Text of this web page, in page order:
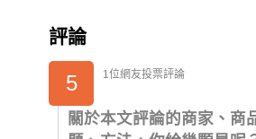
評論
5 1位網友投票評論
關於本文評論的商家、商